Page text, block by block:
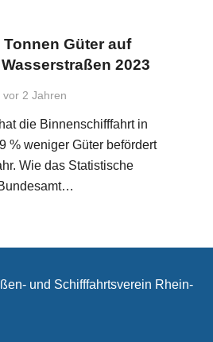
Tonnen Güter auf
2023
vor 2 Jahren
die Binnenschifffahrt in
% weniger Güter befördert
Wie das Statistische
und Schifffahrtsverein Rhein-